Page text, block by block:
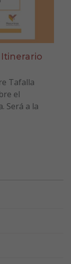
Tafalla
el
Será a la